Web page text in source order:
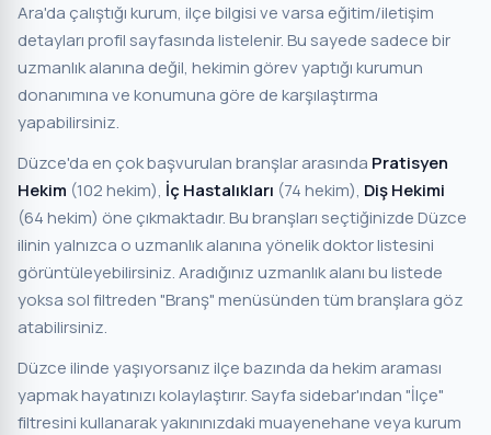
Ara'da çalıştığı kurum, ilçe bilgisi ve varsa eğitim/iletişim
detayları profil sayfasında listelenir. Bu sayede sadece bir
uzmanlık alanına değil, hekimin görev yaptığı kurumun
donanımına ve konumuna göre de karşılaştırma
yapabilirsiniz.
Düzce'da en çok başvurulan branşlar arasında Pratisyen
Hekim (102 hekim), İç Hastalıkları (74 hekim), Diş Hekimi
(64 hekim) öne çıkmaktadır. Bu branşları seçtiğinizde Düzce
ilinin yalnızca o uzmanlık alanına yönelik doktor listesini
görüntüleyebilirsiniz. Aradığınız uzmanlık alanı bu listede
yoksa sol filtreden "Branş" menüsünden tüm branşlara göz
atabilirsiniz.
Düzce ilinde yaşıyorsanız ilçe bazında da hekim araması
yapmak hayatınızı kolaylaştırır. Sayfa sidebar'ından "İlçe"
filtresini kullanarak yakınınızdaki muayenehane veya kurum